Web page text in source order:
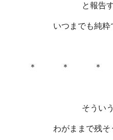
と報告
いつまでも純
＊ ＊
そうい
わがままで残